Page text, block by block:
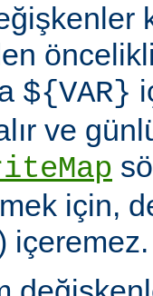
${VAR}
ve
için,
içeremez.